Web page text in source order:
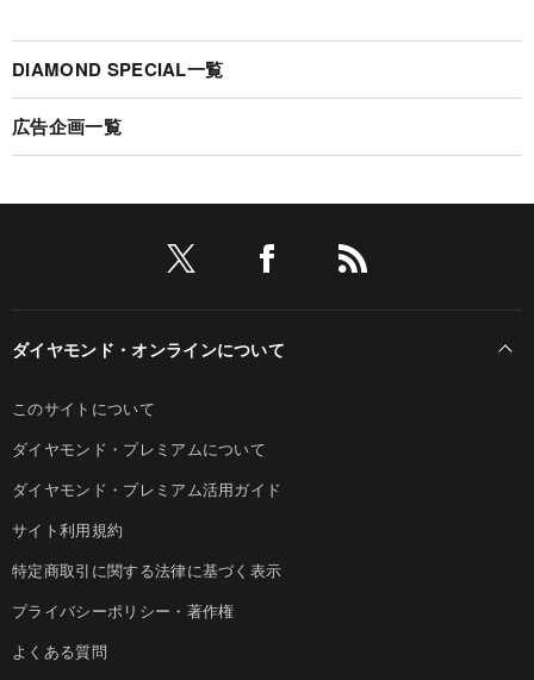
DIAMOND SPECIAL一覧
広告企画一覧
ダイヤモンド・オンラインについて
このサイトについて
ダイヤモンド・プレミアムについて
ダイヤモンド・プレミアム活用ガイド
サイト利用規約
特定商取引に関する法律に基づく表示
プライバシーポリシー・著作権
よくある質問